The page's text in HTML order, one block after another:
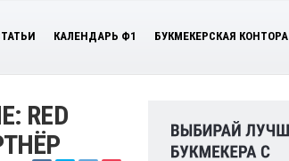
КАЛЕНДАРЬ Ф1 БУКМЕКЕРСКАЯ КОНТОРА
RED